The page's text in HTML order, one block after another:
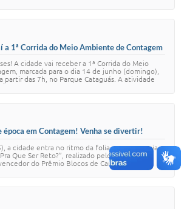
a 1ª Corrida do Meio Ambiente de Contagem
A cidade vai receber a 1ª Corrida do Meio
marcada para o dia 14 de junho (domingo),
partir das 7h, no Parque Cataguás. A atividade
época em Contagem! Venha se divertir!
a cidade entra no ritmo da folia com a energia
Que Ser Reto?”, realizado pelo Instituto
do Prêmio Blocos de Carnaval,